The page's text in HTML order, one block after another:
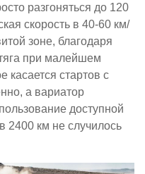
разгоняться до 120
скорость в 40-60 км/
зоне, благодаря
при малейшем
касается стартов с
а вариатор
доступной
2400 км не случилось